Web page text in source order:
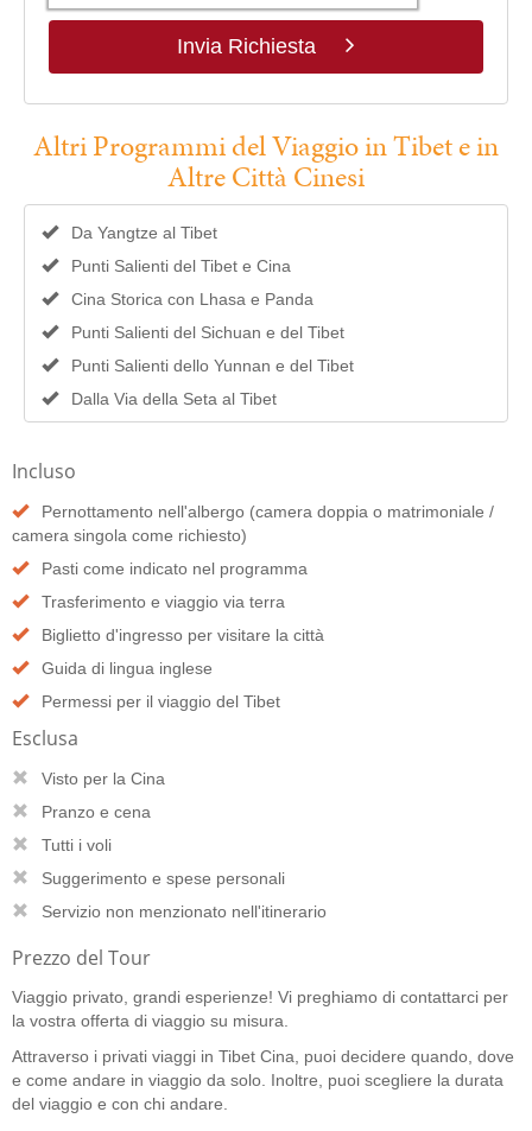
Invia Richiesta
Altri Programmi del Viaggio in Tibet e in
Altre Città Cinesi
Da Yangtze al Tibet
Punti Salienti del Tibet e Cina
Cina Storica con Lhasa e Panda
Punti Salienti del Sichuan e del Tibet
Punti Salienti dello Yunnan e del Tibet
Dalla Via della Seta al Tibet
Incluso
Pernottamento nell'albergo (camera doppia o matrimoniale /
camera singola come richiesto)
Pasti come indicato nel programma
Trasferimento e viaggio via terra
Biglietto d'ingresso per visitare la città
Guida di lingua inglese
Permessi per il viaggio del Tibet
Esclusa
Visto per la Cina
Pranzo e cena
Tutti i voli
Suggerimento e spese personali
Servizio non menzionato nell'itinerario
Prezzo del Tour
Viaggio privato, grandi esperienze! Vi preghiamo di contattarci per
la vostra offerta di viaggio su misura.
Attraverso i privati viaggi in Tibet Cina, puoi decidere quando, dove
e come andare in viaggio da solo. Inoltre, puoi scegliere la durata
del viaggio e con chi andare.